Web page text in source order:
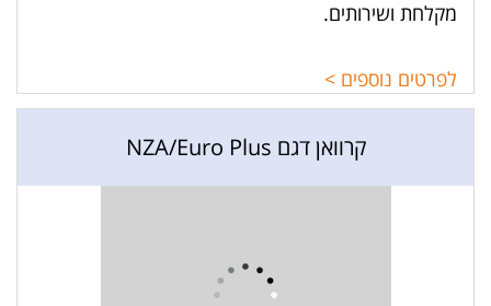
מקלחת ושירותים.
לפרטים נוספים >
קרוואן דגם NZA/Euro Plus